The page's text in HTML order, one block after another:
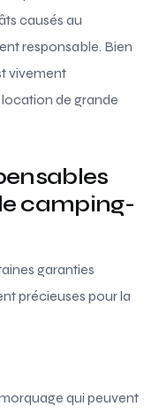
causés au
responsable. Bien
vivement
de grande
camping-
garanties
précieuses pour la
qui peuvent